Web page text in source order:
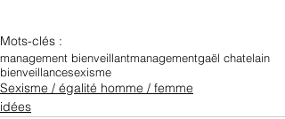
Mots-clés :
management bienveillantmanagementgaël chatelain
bienveillancesexisme
Sexisme / égalité homme / femme
idées